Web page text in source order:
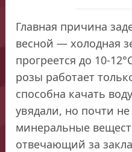
Главная причина
весной — холодная
прогреется до 10-
розы работает
способна качать
увядали, но почти не
минеральные
отвечающий за